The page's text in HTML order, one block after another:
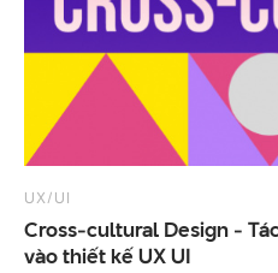
UX/UI
Cross-cultural Design -
vào thiết kế UX UI